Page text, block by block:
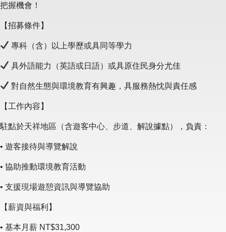
把握機會！
【招募條件】
專科（含）以上學歷或具同等學力
具外語能力（英語或日語）或具原住民身分尤佳
對自然生態與環境教育有興趣，具服務熱忱與責任感
【工作內容】
駐點於天祥地區（含遊客中心、步道、解說據點），負責：
• 遊客接待與導覽解說
• 協助推動環境教育活動
• 支援現場遊憩資訊與導覽協助
【薪資與福利】
• 基本月薪 NT$31,300